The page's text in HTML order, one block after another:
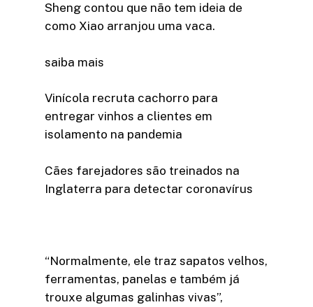
Sheng contou que não tem ideia de
como Xiao arranjou uma vaca.
saiba mais
Vinícola recruta cachorro para
entregar vinhos a clientes em
isolamento na pandemia
Cães farejadores são treinados na
Inglaterra para detectar coronavírus
“Normalmente, ele traz sapatos velhos,
ferramentas, panelas e também já
trouxe algumas galinhas vivas”,